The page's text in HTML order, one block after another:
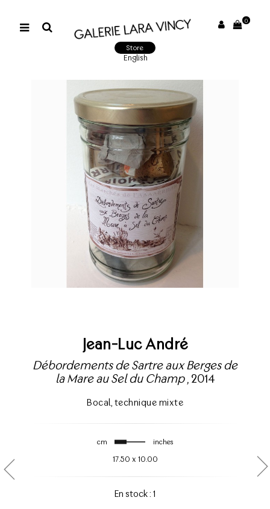
0
Store
English
Jean-Luc André
Débordements de Sartre aux Berges de
la Mare au Sel du Champ, 2014
Bocal, technique mixte
cm inches
17.50 x 10.00
En stock : 1